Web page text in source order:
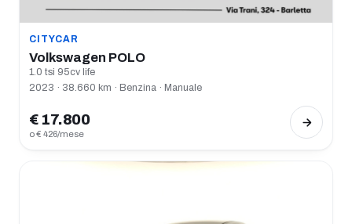
CITYCAR
Volkswagen POLO
1.0 tsi 95cv life
2023 · 38.660 km · Benzina · Manuale
€ 17.800
o € 426/mese